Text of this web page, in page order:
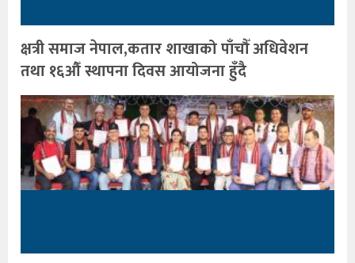
क्षत्री समाज नेपाल,कतार शाखाको पाँचौँ अधिवेशन
तथा १६औँ स्थापना दिवस आयोजना हुँदै